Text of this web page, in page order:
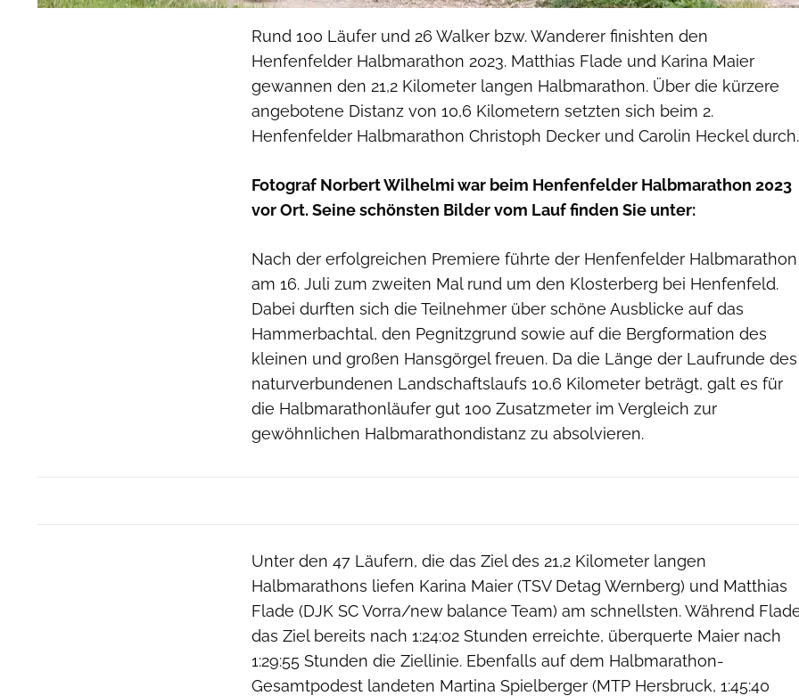
Rund 100 Läufer und 26 Walker bzw. Wanderer finishten den
Henfenfelder Halbmarathon 2023. Matthias Flade und Karina Maier
gewannen den 21,2 Kilometer langen Halbmarathon. Über die kürzere
angebotene Distanz von 10,6 Kilometern setzten sich beim 2.
Henfenfelder Halbmarathon Christoph Decker und Carolin Heckel durch.
Fotograf Norbert Wilhelmi war beim Henfenfelder Halbmarathon 2023
vor Ort. Seine schönsten Bilder vom Lauf finden Sie unter:
Nach der erfolgreichen Premiere führte der Henfenfelder Halbmarathon
am 16. Juli zum zweiten Mal rund um den Klosterberg bei Henfenfeld.
Dabei durften sich die Teilnehmer über schöne Ausblicke auf das
Hammerbachtal, den Pegnitzgrund sowie auf die Bergformation des
kleinen und großen Hansgörgel freuen. Da die Länge der Laufrunde des
naturverbundenen Landschaftslaufs 10,6 Kilometer beträgt, galt es für
die Halbmarathonläufer gut 100 Zusatzmeter im Vergleich zur
gewöhnlichen Halbmarathondistanz zu absolvieren.
Unter den 47 Läufern, die das Ziel des 21,2 Kilometer langen
Halbmarathons liefen Karina Maier (TSV Detag Wernberg) und Matthias
Flade (DJK SC Vorra/new balance Team) am schnellsten. Während
das Ziel bereits nach 1:24:02 Stunden erreichte, überquerte Maier nach
1:29:55 Stunden die Ziellinie. Ebenfalls auf dem Halbmarathon-
Gesamtpodest landeten Martina Spielberger (MTP Hersbruck, 1:45:40